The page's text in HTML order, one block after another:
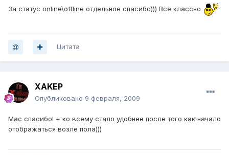
За статус online\offline отдельное спасибо))) Все классно
Цитата
XAKEP
Опубликовано 9 февраля, 2009
Mac спасибо! + ко всему стало удобнее после того как начало
отображаться возле пола)))